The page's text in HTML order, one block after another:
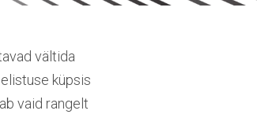
vältida
küpsis
vaid rangelt